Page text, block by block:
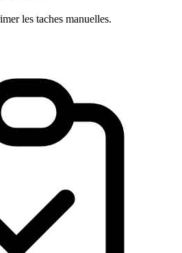
les taches manuelles.